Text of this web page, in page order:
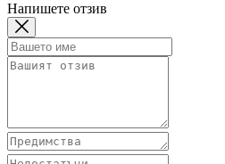
Напишете отзив